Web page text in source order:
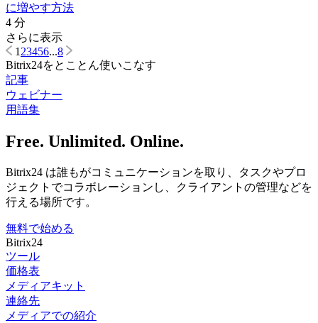
に増やす方法
4 分
さらに表示
123456...8
Bitrix24をとことん使いこなす
記事
ウェビナー
用語集
Free. Unlimited. Online.
Bitrix24 は誰もがコミュニケーションを取り、タスクやプロ
ジェクトでコラボレーションし、クライアントの管理などを
行える場所です。
無料で始める
Bitrix24
ツール
価格表
メディアキット
連絡先
メディアでの紹介